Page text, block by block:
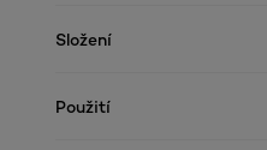
Složení
Použití